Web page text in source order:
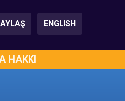
ENGLISH
HAKKI